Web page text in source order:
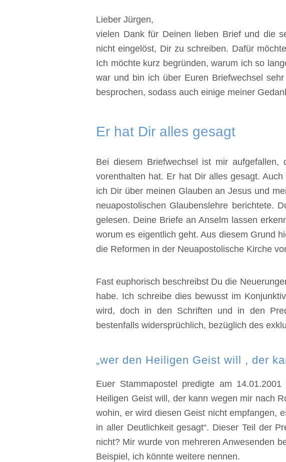
Lieber Jürgen,
vielen Dank für Deinen lieben Brief und die
nicht eingelöst, Dir zu schreiben. Dafür
Ich möchte kurz begründen, warum ich so
war und bin ich über Euren Briefwechsel
besprochen, sodass auch einige meiner
Er hat Dir alles gesagt
Bei diesem Briefwechsel ist mir
vorenthalten hat. Er hat Dir alles gesagt.
ich Dir über meinen Glauben an Jesus und
neuapostolischen Glaubenslehre berichtete.
gelesen. Deine Briefe an Anselm lassen
worum es eigentlich geht. Aus diesem Grund
die Reformen in der Neuapostolische Kirche
Fast euphorisch beschreibst Du die
habe. Ich schreibe dies bewusst im
wird, doch in den Schriften und in den
bestenfalls widersprüchlich, bezüglich des
„wer den Heiligen Geist will , der
Euer Stammapostel predigte am
Heiligen Geist will, der kann wegen mir nach
wohin, er wird diesen Geist nicht empfangen,
in aller Deutlichkeit gesagt“. Dieser Teil der
nicht? Mir wurde von mehreren Anwesenden
Beispiel, ich könnte weitere nennen.